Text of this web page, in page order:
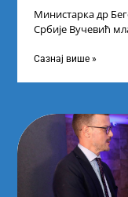
Министарка др
Србије Вучевић
Сазнај више »